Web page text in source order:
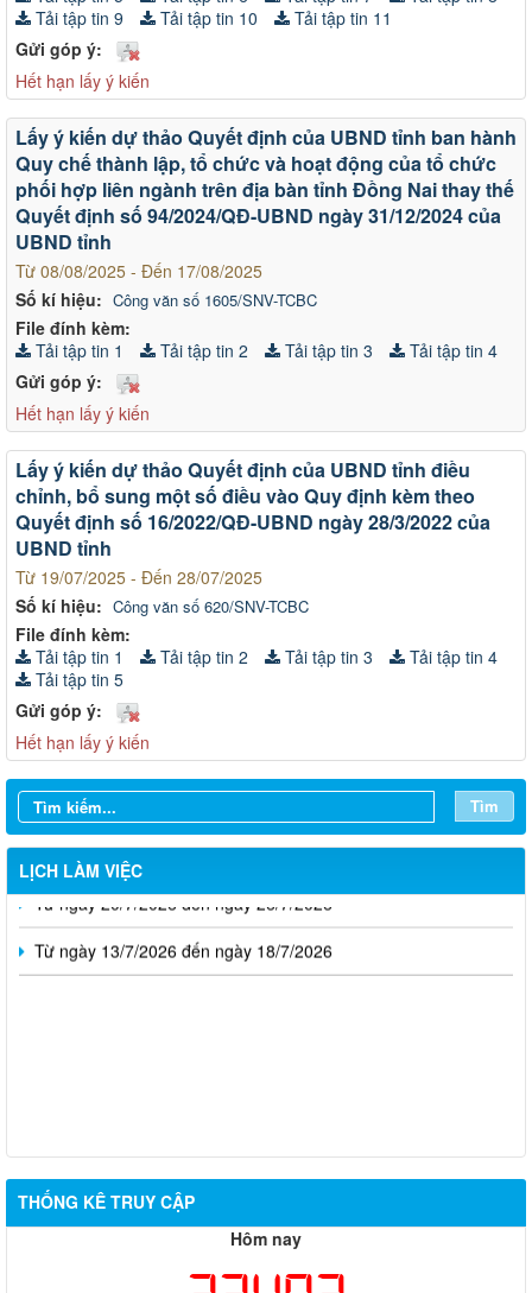
Tải tập tin 9
Tải tập tin 10
Tải tập tin 11
Gửi góp ý:
Hết hạn lấy ý kiến
Số kí hiệu: Công văn số 1605/SNV-TCBC
Lấy ý kiến dự thảo Quyết định của UBND tỉnh ban hành
Quy chế thành lập, tổ chức và hoạt động của tổ chức
phối hợp liên ngành trên địa bàn tỉnh Đồng Nai thay thế
Quyết định số 94/2024/QĐ-UBND ngày 31/12/2024 của
UBND tỉnh
Từ 08/08/2025 - Đến 17/08/2025
File đính kèm:
Tải tập tin 1
Tải tập tin 2 Tải tập tin 3
Tải tập tin 4
Gửi góp ý:
Hết hạn lấy ý kiến
Số kí hiệu: Công văn số 620/SNV-TCBC
Lấy ý kiến dự thảo Quyết định của UBND tỉnh điều
chỉnh, bổ sung một số điều vào Quy định kèm theo
Quyết định số 16/2022/QĐ-UBND ngày 28/3/2022 của
UBND tỉnh
Từ 19/07/2025 - Đến 28/07/2025
File đính kèm:
Tải tập tin 1
Tải tập tin 2 Tải tập tin 3
Tải tập tin 4
Tải tập tin 5
Gửi góp ý:
Hết hạn lấy ý kiến
Tìm
LỊCH LÀM VIỆC
Từ ngày 10/8/2026 đến ngày 16/8/2026
Từ ngày 03/8/2026 đến ngày 09/8/2026
Từ ngày 27/7/2026 đến ngày 02/8/2026
Từ ngày 20/7/2026 đến ngày 26/7/2026
Từ ngày 13/7/2026 đến ngày 18/7/2026
THỐNG KÊ TRUY CẬP
Hôm nay
Thông báo về việc tuyển dụng viên chức năm 2026